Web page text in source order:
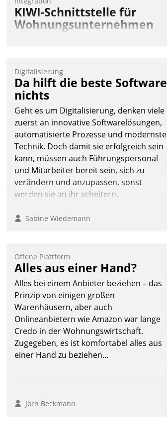
KIWI-Schnittstelle für
Wohnungsunternehmen
Softwareentwicklungshaus Datatrain.
Andreas Lerchner
Digitalisierung
Da hilft die beste Software
nichts
Geht es um Digitalisierung, denken viele
zuerst an innovative Softwarelösungen,
automatisierte Prozesse und modernste
Technik. Doch damit sie erfolgreich sein
kann, müssen auch Führungspersonal
und Mitarbeiter bereit sein, sich zu
verändern und anzupassen, sonst
werden sie an ihr scheitern.
Sabine Wiedemann
Offene Plattform
Alles aus einer Hand?
Alles bei einem Anbieter beziehen – das
Prinzip von einigen großen
Warenhäusern, aber auch
Onlineanbietern wie Amazon war lange
Credo in der Wohnungswirtschaft.
Zugegeben, es ist komfortabel alles aus
einer Hand zu beziehen...
Jörn Beckmann